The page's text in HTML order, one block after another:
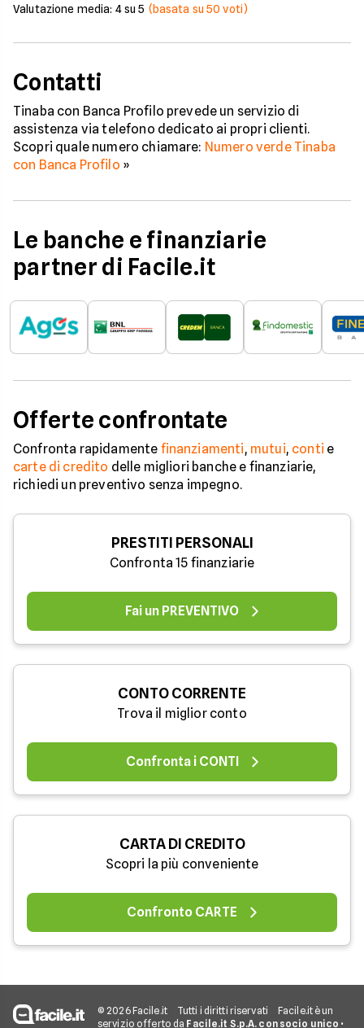
Valutazione media: 4su 5 (basata su50 voti)
Contatti
Tinaba con Banca Profilo prevede un servizio di
assistenza via telefono dedicato ai propri clienti.
Scopri quale numero chiamare: Numero verde Tinaba
con Banca Profilo »
Le banche e finanziarie
partner di Facile.it
Offerte confrontate
Confronta rapidamente finanziamenti, mutui, conti e
carte di credito delle migliori banche e finanziarie,
richiedi un preventivo senza impegno.
PRESTITI PERSONALI
Confronta 15 finanziarie
Fai un PREVENTIVO
CONTO CORRENTE
Trova il miglior conto
Confronta i CONTI
CARTA DI CREDITO
Scopri la più conveniente
Confronto CARTE
© 2026 Facile.it Tutti i diritti riservati
Facile.it è un
servizio offerto da Facile.it S.p.A. con socio unico •